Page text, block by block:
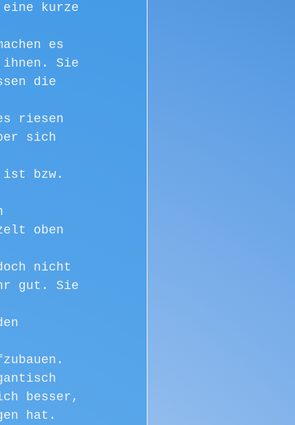
kurze
es
ihnen. Sie
die
riesen
sich
ist bzw.
oben
nicht
gut. Sie
besser,
hat.